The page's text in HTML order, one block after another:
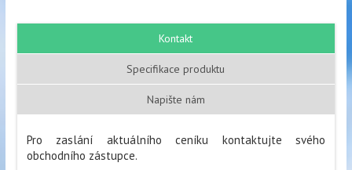
Kontakt
Specifikace produktu
Napište nám
Pro zaslání aktuálního ceníku kontaktujte svého
obchodního zástupce.